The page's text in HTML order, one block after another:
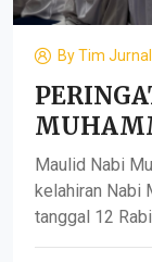
ByTim
Maulid Nabi
kelahiran Nabi
tanggal 12